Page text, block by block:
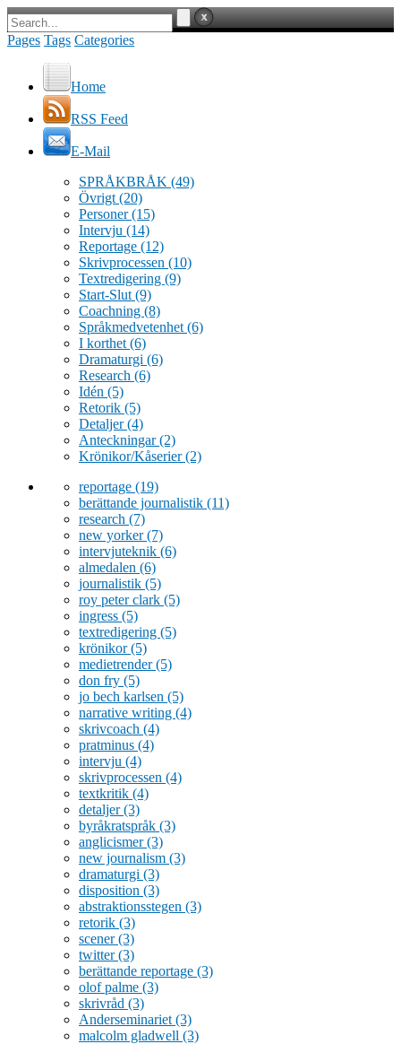
Pages Tags Categories
Home
RSS Feed
E-Mail
SPRÅKBRÅK (49)
Övrigt (20)
Personer(15)
Intervju (14)
Reportage (12)
Skrivprocessen (10)
Textredigering (9)
Start-Slut (9)
Coachning (8)
Språkmedvetenhet (6)
I korthet (6)
Dramaturgi (6)
Research (6)
Idén (5)
Retorik (5)
Detaljer(4)
Anteckningar(2)
Krönikor/Kåserier(2)
reportage (19)
berättande journalistik (11)
research (7)
new yorker(7)
intervjuteknik (6)
almedalen (6)
journalistik (5)
roy peter clark (5)
ingress (5)
textredigering (5)
krönikor(5)
medietrender(5)
don fry (5)
jo bech karlsen (5)
narrative writing (4)
skrivcoach (4)
pratminus (4)
intervju (4)
skrivprocessen (4)
textkritik (4)
detaljer(3)
byråkratspråk (3)
anglicismer(3)
new journalism (3)
dramaturgi (3)
disposition (3)
abstraktionsstegen (3)
retorik (3)
scener(3)
twitter(3)
berättande reportage (3)
olof palme (3)
skrivråd (3)
Anderseminariet (3)
malcolm gladwell (3)